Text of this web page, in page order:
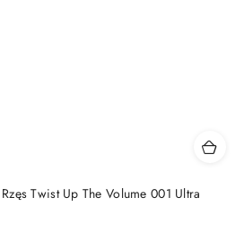
Twist Up The Volume 001 Ultra